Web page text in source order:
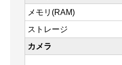
メモリ(RAM)
ストレージ
カメラ